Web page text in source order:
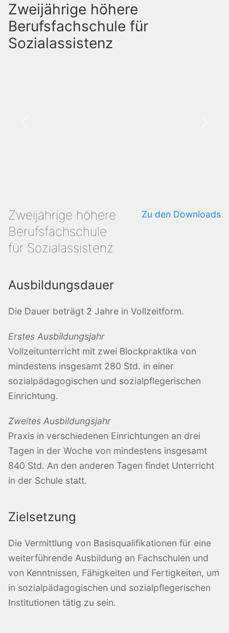
Zweijährige höhere
Berufsfachschule für
Sozialassistenz
Zu den Downloads
Zweijährige höhere
Berufsfachschule
für Sozialassistenz
Ausbildungsdauer
Die Dauer beträgt 2 Jahre in Vollzeitform.
Erstes Ausbildungsjahr
Vollzeitunterricht mit zwei Blockpraktika von
mindestens insgesamt 280 Std. in einer
sozialpädagogischen und sozialpflegerischen
Einrichtung.
Zweites Ausbildungsjahr
Praxis in verschiedenen Einrichtungen an drei
Tagen in der Woche von mindestens insgesamt
840 Std. An den anderen Tagen findet Unterricht
in der Schule statt.
Zielsetzung
Die Vermittlung von Basisqualifikationen für eine
weiterführende Ausbildung an Fachschulen und
von Kenntnissen, Fähigkeiten und Fertigkeiten, um
in sozialpädagogischen und sozialpflegerischen
Institutionen tätig zu sein.